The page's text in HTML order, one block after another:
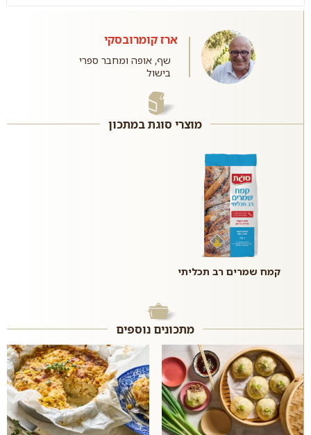
ארז קומרובסקי
שף, אופה ומחבר ספרי
בישול
מוצרי סוגת במתכון
קמח שמרים רב תכליתי
מתכונים נוספים